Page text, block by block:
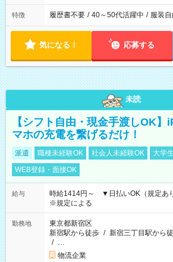
特徴 履歴書不要 / 40～50代活躍中 / 服装自
気になる！ 応募する
未読
【シフト自由・現金手渡しOK
マホの充電を繋げるだけ！
派遣 職種未経験OK 社会人未経験OK 大学
WEB登録・面接OK
給与
時給1414円～ ▼日払いOK（規定
※規定による
勤務地
東京都新宿区
新宿駅から徒歩 / 新宿三丁目駅から
/ …
物流企業